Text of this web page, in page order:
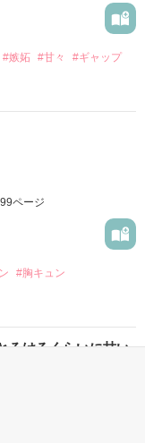
#嫉妬 #甘々 #ギャップ
分から振った。
王子様”と呼ばれる
。
ページ
#胸キュン
ろけるくらいに甘い